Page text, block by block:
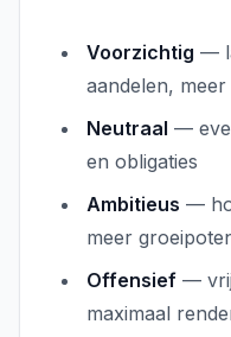
Voorzichtig —
aandelen, meer
Neutraal —
en obligaties
Ambitieus —
meer
Offensief —
maximaal